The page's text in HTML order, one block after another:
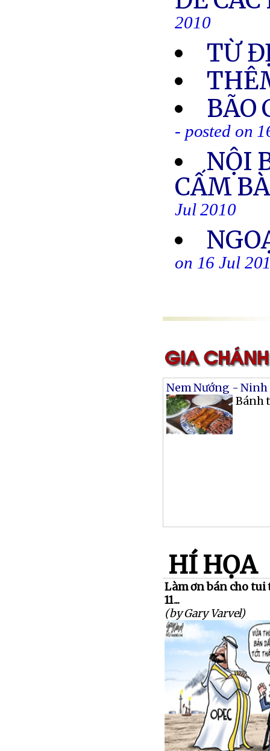
2010
TỪ
BÃO
- posted on
NỘI
CẤM
Jul 2010
on 16 Jul
Nem Nướng - Ninh
Bánh
HÍ HỌA
Làm ơn bán cho
11...
(by Gary Varvel)